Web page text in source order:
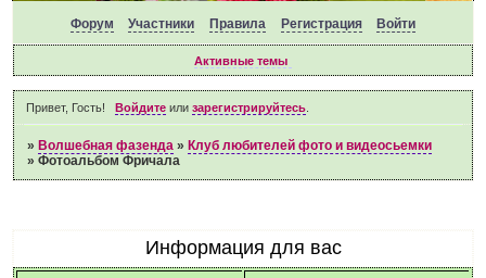
Форум Участники Правила Регистрация Войти
Активные темы
Привет, Гость! Войдитеили зарегистрируйтесь.
» Волшебная фазенда » Клуб любителей фото и видеосьемки
»Фотоальбом Фричала
Информация для вас